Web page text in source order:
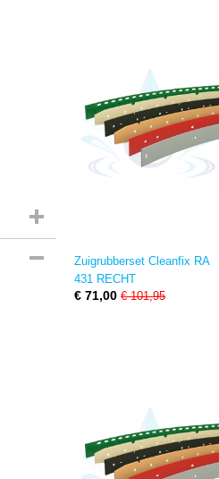
Zuigrubberset Cleanfix RA
431 RECHT
€ 71,00 € 101,95